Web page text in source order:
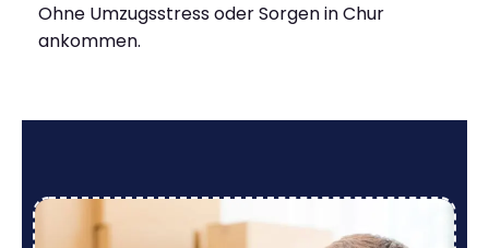
Ohne Umzugsstress oder Sorgen in Chur
ankommen.